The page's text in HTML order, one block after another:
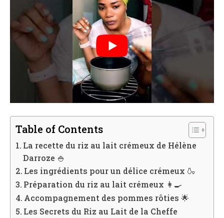
Table of Contents
La recette du riz au lait crémeux de Hélène
Darroze 🍚
Les ingrédients pour un délice crémeux 🍶
Préparation du riz au lait crémeux 👩‍🍳
Accompagnement des pommes rôties 🌟
Les Secrets du Riz au Lait de la Cheffe